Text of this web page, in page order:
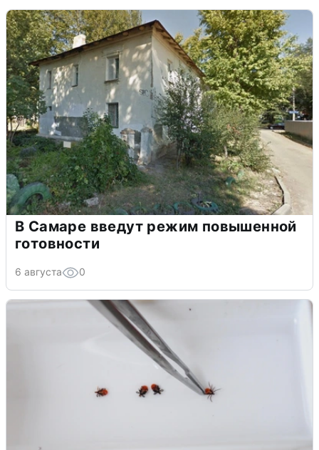
В Самаре введут режим повышенной
готовности
6 августа 0